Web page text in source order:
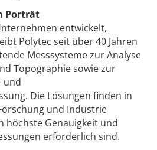
Porträt
entwickelt,
Polytec seit über 40 Jahren
Messsysteme zur Analyse
Topographie sowie zur
und
Die Lösungen finden in
und Industrie
höchste Genauigkeit und
erforderlich sind.